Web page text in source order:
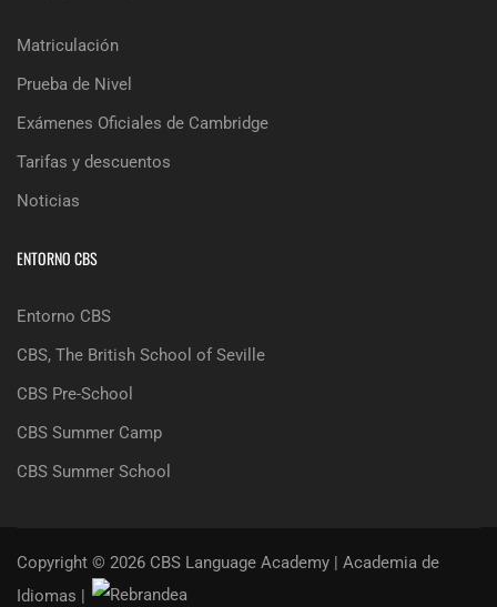
Matriculación
Prueba de Nivel
Exámenes Oficiales de Cambridge
Tarifas y descuentos
Noticias
ENTORNO CBS
Entorno CBS
CBS, The British School of Seville
CBS Pre-School
CBS Summer Camp
CBS Summer School
Copyright © 2026 CBS Language Academy | Academia de
Idiomas |